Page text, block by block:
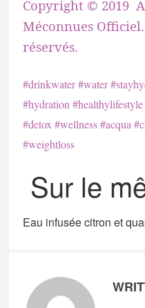
Copyright © 2019
Méconnues Officiel.
réservés.
#drinkwater #water
#hydration
#detox #wellness #acqua
#weightloss
Sur le
Eau infusée citron et